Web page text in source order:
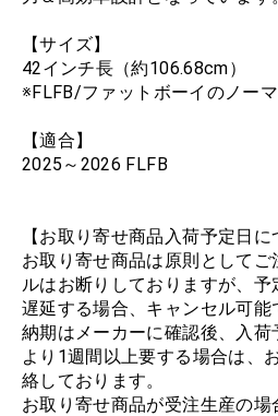
【サイズ】
42インチ長（約106.68cm）
※FLFB/ファットボーイのノー
【適合】
2025～2026 FLFB
【お取り寄せ商品入荷予定日に
お取り寄せ商品は原則として
ルはお断りしておりますが、
遅延する場合、キャンセル可能
納期はメーカーに確認後、入荷
より1週間以上要する場合は、
絡しております。
お取り寄せ商品が受注生産の場